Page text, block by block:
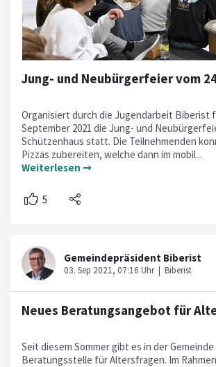
Organisiert durch die Jugendarbeit Biberist
September 2021 die Jung- und
Schützenhaus statt. Die Teilnehmenden
Pizzas zubereiten, welche dann im mobil...
Weiterlesen ➞
Seit diesem Sommer gibt es in der
Beratungsstelle für Altersfragen. Im